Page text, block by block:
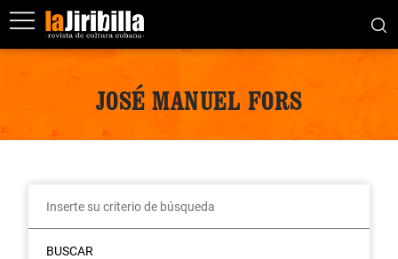
JOSÉ MANUEL FORS
BUSCAR